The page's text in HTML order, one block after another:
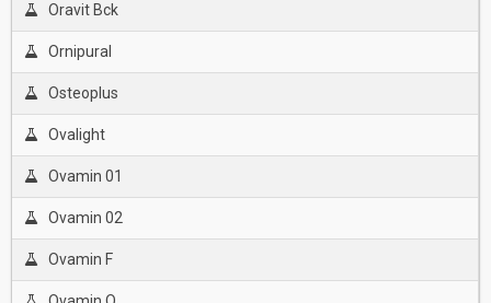
Oravit Bck
Ornipural
Osteoplus
Ovalight
Ovamin 01
Ovamin 02
Ovamin F